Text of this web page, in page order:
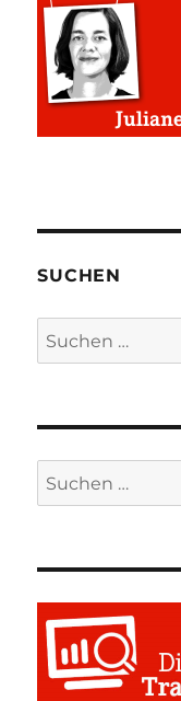
SUCHEN
Suchen
nach:
Suchen
nach: